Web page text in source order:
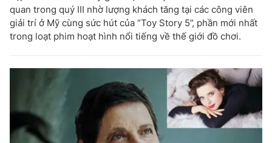
quan trong quý III nhờ lượng khách tăng tại các công viên
giải trí ở Mỹ cùng sức hút của “Toy Story 5”, phần mới nhất
trong loạt phim hoạt hình nổi tiếng về thế giới đồ chơi.